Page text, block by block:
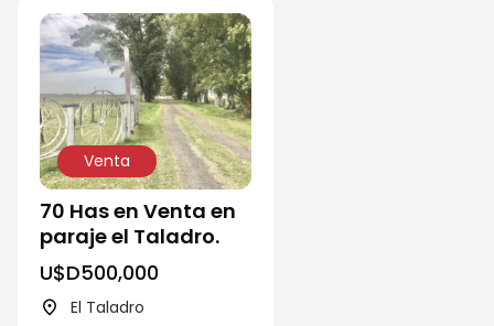
Venta
70 Has en Venta en
paraje el Taladro.
U$D500,000
El Taladro